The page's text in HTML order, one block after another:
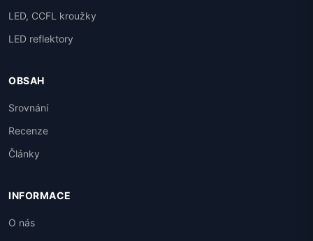
LED, CCFL kroužky
LED reflektory
OBSAH
Srovnání
Recenze
Články
INFORMACE
O nás